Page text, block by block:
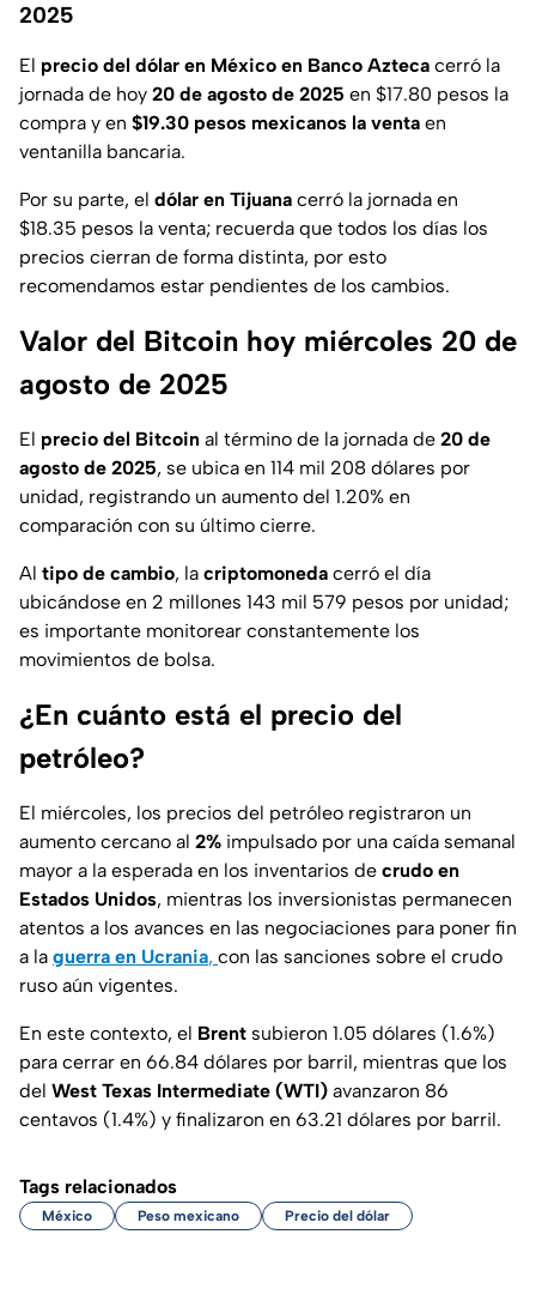
2025
El precio del dólar en México en Banco Azteca cerró la
jornada de hoy 20 de agosto de 2025 en $17.80 pesos la
compra y en $19.30 pesos mexicanos la venta en
ventanilla bancaria.
Por su parte, el dólar en Tijuana cerró la jornada en
$18.35 pesos la venta; recuerda que todos los días los
precios cierran de forma distinta, por esto
recomendamos estar pendientes de los cambios.
Valor del Bitcoin hoy miércoles 20 de
agosto de 2025
El precio del Bitcoin al término de la jornada de 20 de
agosto de 2025, se ubica en 114 mil 208 dólares por
unidad, registrando un aumento del 1.20% en
comparación con su último cierre.
Al tipo de cambio, la criptomoneda cerró el día
ubicándose en 2 millones 143 mil 579 pesos por unidad;
es importante monitorear constantemente los
movimientos de bolsa.
¿En cuánto está el precio del
petróleo?
El miércoles, los precios del petróleo registraron un
aumento cercano al 2% impulsado por una caída semanal
mayor a la esperada en los inventarios de crudo en
Estados Unidos, mientras los inversionistas permanecen
atentos a los avances en las negociaciones para poner fin
a la guerra en Ucrania, con las sanciones sobre el crudo
ruso aún vigentes.
En este contexto, el Brent subieron 1.05 dólares (1.6%)
para cerrar en 66.84 dólares por barril, mientras que los
del West Texas Intermediate (WTI) avanzaron 86
centavos (1.4%) y finalizaron en 63.21 dólares por barril.
Tags relacionados
México Peso mexicano Precio del dólar